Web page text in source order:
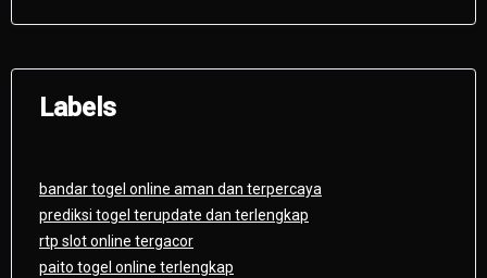
Labels
bandar togel online aman dan terpercaya
prediksi togel terupdate dan terlengkap
rtp slot online tergacor
paito togel online terlengkap